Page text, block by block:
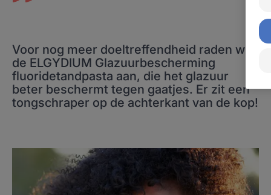
Voor nog meer doeltreffendheid raden wij
de ELGYDIUM Glazuurbescherming
fluoridetandpasta aan, die het glazuur
beter beschermt tegen gaatjes. Er zit een
tongschraper op de achterkant van de kop!